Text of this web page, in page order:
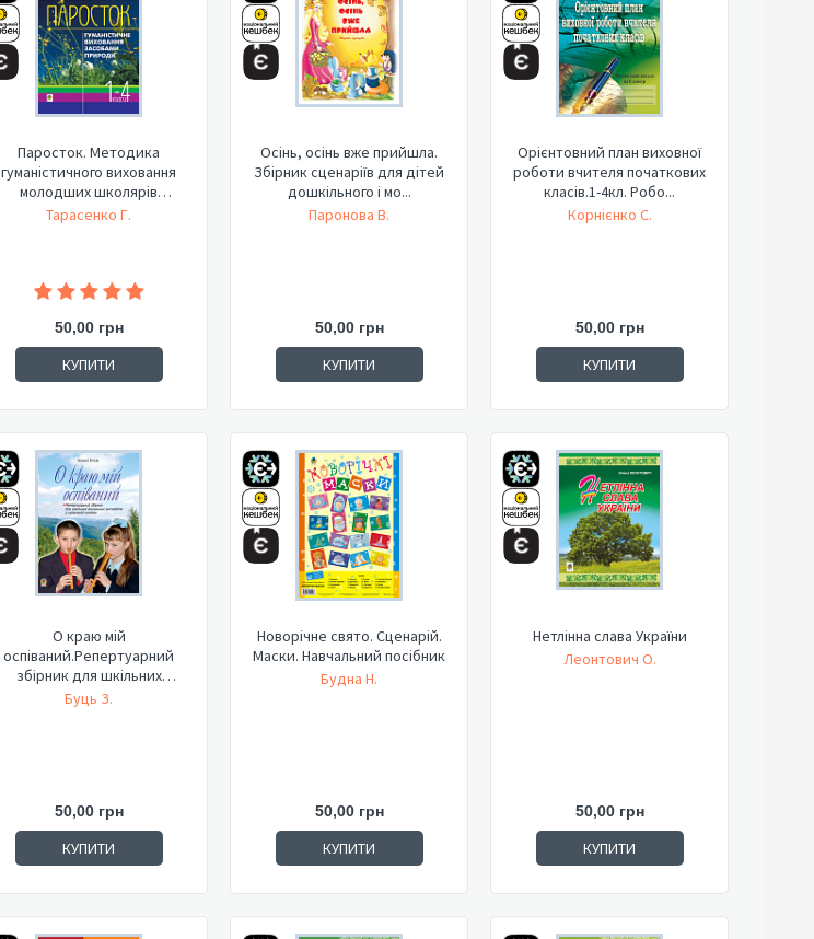
Паросток. Методика
гуманістичного виховання
молодших школярів
засобами...
Тарасенко Г.
50,00 грн
КУПИТИ
Осінь, осінь вже прийшла.
Збірник сценаріїв для дітей
дошкільного і мо...
Паронова В.
50,00 грн
КУПИТИ
Орієнтовний план виховної
роботи вчителя початкових
класів.1-4кл. Робо...
Корнієнко С.
50,00 грн
КУПИТИ
О краю мій
оспіваний.Репертуарний
збірник для шкільних
вокальних ансам...
Буць З.
50,00 грн
КУПИТИ
Новорічне свято. Сценарій.
Маски. Навчальний посібник
Будна Н.
50,00 грн
КУПИТИ
Нетлінна слава України
Леонтович О.
50,00 грн
КУПИТИ